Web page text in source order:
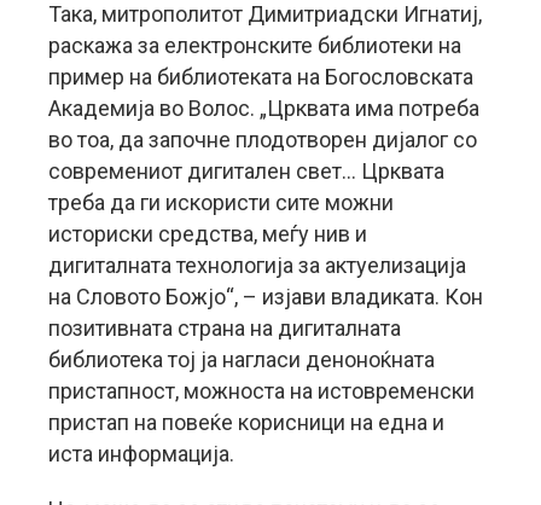
Така, митрополитот Димитриадски Игнатиј,
раскажа за електронските библиотеки на
пример на библиотеката на Богословската
Академија во Волос. „Црквата има потреба
во тоа, да започне плодотворен дијалог со
современиот дигитален свет… Црквата
треба да ги искористи сите можни
историски средства, меѓу нив и
дигиталната технологија за актуелизација
на Словото Божјо“, – изјави владиката. Кон
позитивната страна на дигиталната
библиотека тој ја нагласи деноноќната
пристапност, можноста на истовременски
пристап на повеќе корисници на една и
иста информација.